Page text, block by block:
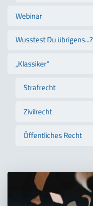
Webinar
Wusstest Du übrigens...?
„Klassiker"
Strafrecht
Zivilrecht
Öffentliches Recht